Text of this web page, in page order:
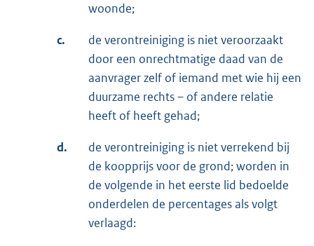
woonde;
c.
de verontreiniging is niet veroorzaakt
door een onrechtmatige daad van de
aanvrager zelf of iemand met wie hij een
duurzame rechts – of andere relatie
heeft of heeft gehad;
d.
de verontreiniging is niet verrekend bij
de koopprijs voor de grond; worden in
de volgende in het eerste lid bedoelde
onderdelen de percentages als volgt
verlaagd: